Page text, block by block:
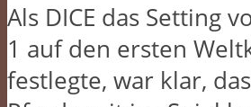
Als DICE das Setting
1 auf den ersten
festlegte, war klar,